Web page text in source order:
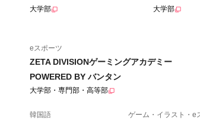
大学部 大学部
eスポーツ
ZETA DIVISIONゲーミングアカデミー
POWERED BY バンタン
大学部・専門部・高等部
韓国語 ゲーム・イラスト・e